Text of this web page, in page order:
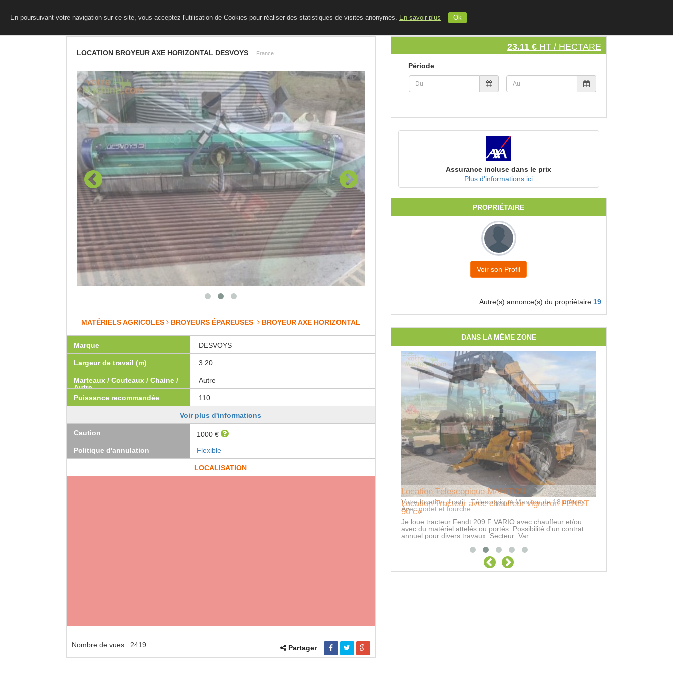
INSCRIVEZ VOTRE MATERIEL
En poursuivant votre navigation sur ce site, vous acceptez l'utilisation de Cookies pour réaliser des statistiques de visites anonymes. En savoir plus Ok
LOCATION BROYEUR AXE HORIZONTAL DESVOYS , France
MATÉRIELS AGRICOLES BROYEURS ÉPAREUSES BROYEUR AXE HORIZONTAL
Marque DESVOYS
Largeur de travail (m) 3.20
Marteaux / Couteaux / Chaine /
Autre
Autre
Puissance recommandée 110
Voir plus d'informations
Caution
1000 €
Politique d'annulation
Flexible
LOCALISATION
Nombre de vues : 2419 Partager
23.11 € HT / HECTARE
Période
Assurance incluse dans le prix
Plus d'informations ici
PROPRIÉTAIRE
Voir son Profil
Autre(s) annonce(s) du propriétaire 19
DANS LA MÊME ZONE
Location Tracteur avec chauffeur vigneron FENDT
90 cv
Je loue tracteur Fendt 209 F VARIO avec chauffeur et/ou
avec du matériel attelés ou portés. Possibilité d'un contrat
annuel pour divers travaux. Secteur: Var